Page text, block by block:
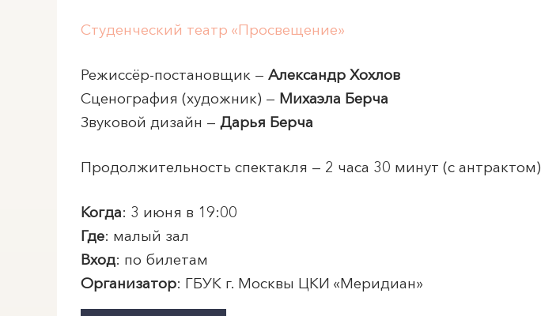
Студенческий театр «Просвещение»
Режиссёр-постановщик — Александр Хохлов
Сценография (художник) — Михаэла Берча
Звуковой дизайн — Дарья Берча
Продолжительность спектакля — 2 часа 30 минут (с антрактом)
Когда: 3 июня в 19:00
Где: малый зал
Вход: по билетам
Организатор: ГБУК г. Москвы ЦКИ «Меридиан»